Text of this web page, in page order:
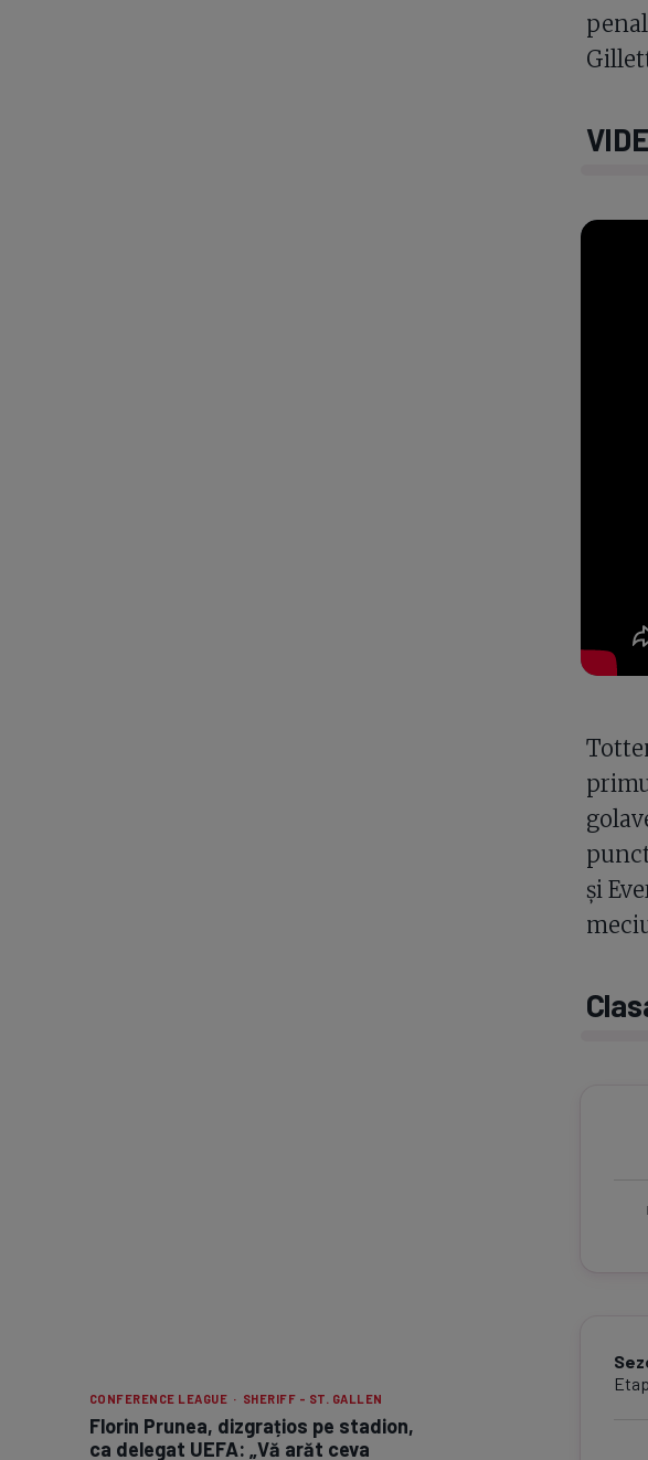
CONFERENCE LEAGUE · SHERIFF - ST. GALLEN
Florin Prunea, dizgrațios pe stadion,
ca delegat UEFA: „Vă arăt ceva
și